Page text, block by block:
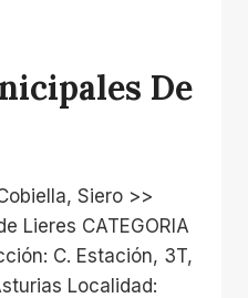
De
Siero >>
Lieres CATEGORIA
C. Estación, 3T,
Localidad: